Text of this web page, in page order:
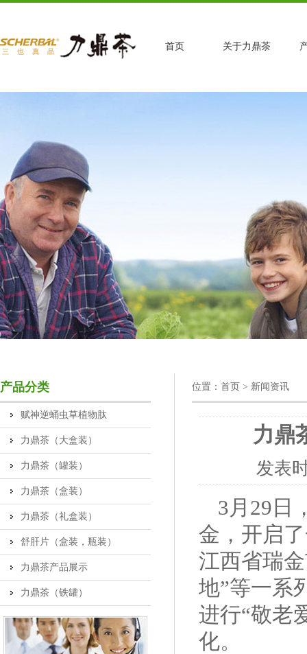
首页 关于力鼎茶
产品分类
赋神逆蛹虫草植物肽
力鼎茶（大盒装）
力鼎茶（罐装）
力鼎茶（盒装）
力鼎茶（礼盒装）
舒肝片（盒装，瓶装）
力鼎茶产品展示
力鼎茶（铁罐）
位置： 首页 > 新闻资讯
力鼎
发表
3月29日
金，开启
江西省瑞
地”等一系
进行“敬老
化。